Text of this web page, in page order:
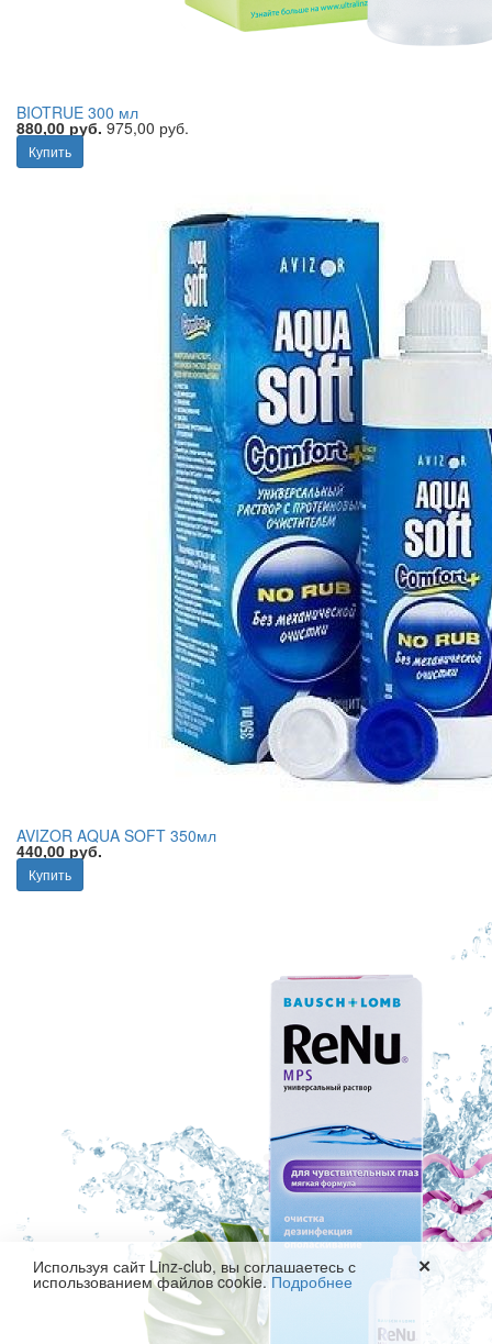
BIOTRUE 300 мл
880,00 руб. 975,00 руб.
Купить
AVIZOR AQUA SOFT 350мл
440,00 руб.
Купить
Используя сайт Linz-club, вы соглашаетесь с
использованием файлов cookie. Подробнее
✕